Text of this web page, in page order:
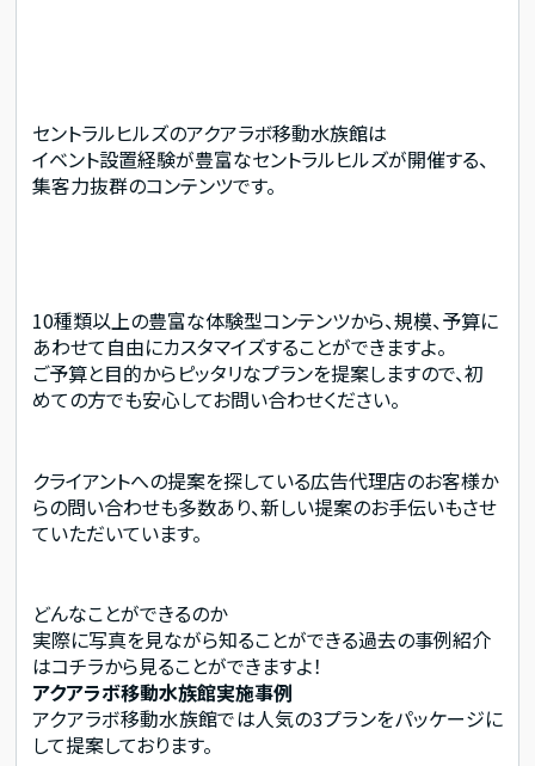
セントラルヒルズのアクアラボ移動水族館は
イベント設置経験が豊富なセントラルヒルズが開催する、
集客力抜群のコンテンツです。
10種類以上の豊富な体験型コンテンツから、規模、予算に
あわせて自由にカスタマイズすることができますよ。
ご予算と目的からピッタリなプランを提案しますので、初
めての方でも安心してお問い合わせください。
クライアントへの提案を探している広告代理店のお客様か
らの問い合わせも多数あり、新しい提案のお手伝いもさせ
ていただいています。
どんなことができるのか
実際に写真を見ながら知ることができる過去の事例紹介
はコチラから見ることができますよ！
アクアラボ移動水族館実施事例
アクアラボ移動水族館では人気の3プランをパッケージに
して提案しております。